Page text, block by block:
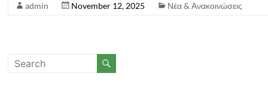
admin November 12, 2025 Νέα & Ανακοινώσεις